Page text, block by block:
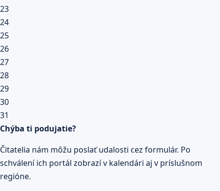
23
24
25
26
27
28
29
30
31
Chýba ti podujatie?
Čitatelia nám môžu poslať udalosti cez formulár. Po
schválení ich portál zobrazí v kalendári aj v príslušnom
regióne.